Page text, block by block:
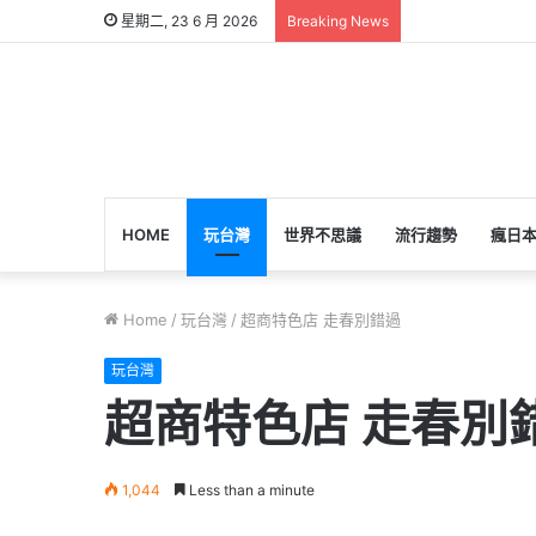
星期二, 23 6 月 2026 Breaking News
HOME 玩台灣 世界不思議 流行趨勢 瘋日本
Home / 玩台灣 / 超商特色店 走春別錯過
玩台灣
超商特色店 走春別
1,044 Less than a minute